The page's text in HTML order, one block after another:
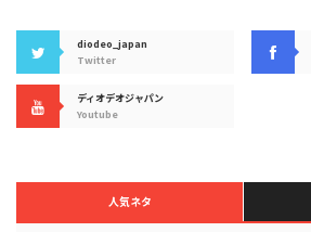
diodeo_japan
Twitter
ディオデオジャパン
Youtube
人気ネタ